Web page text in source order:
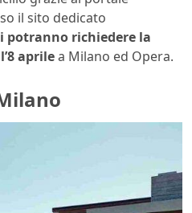
il sito dedicato
richiedere la
aprilea Milano ed Opera.